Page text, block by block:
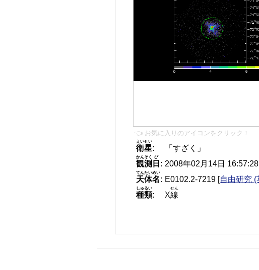
👈 お気に入りのアイコンをクリック！
衛星
えいせい
:
「すざく」
観測
かんそく
日
び
: 2008年02月14日 16:57:28
天体名
てんたいめい
: E0102.2-7219 [自由研究 (
種類
しゅるい
: X線
せん